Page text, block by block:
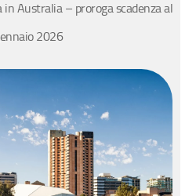
Australia – proroga scadenza al
2026